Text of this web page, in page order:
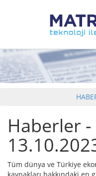
Haberler -
Tüm dünya ve Türkiye